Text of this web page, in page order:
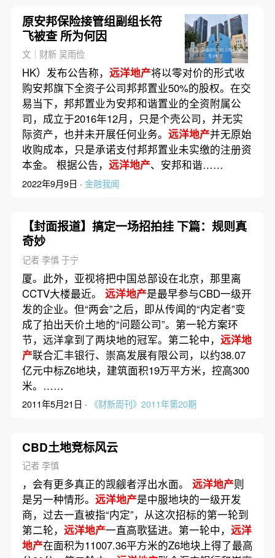
原安邦保险接管组副组长符
飞被查 所为何因
文｜财新 吴雨俭
HK）发布公告称， 远洋地产将以零对价的形式收
购安邦旗下全资子公司邦邦置业50%的股权。在交
易当下，邦邦置业为安邦和谐置业的全资附属公
司，成立于2016年12月，只是个壳公司，并无实
际资产，也并未开展任何业务。 远洋地产并无原始
收购成本，只是承诺支付邦邦置业未实缴的注册资
本金。 根据公告， 远洋地产、安邦和谐……
2022年9月9日 · 金融我闻
【封面报道】搞定一场招拍挂 下篇：规则真
奇妙
记者 李慎 于宁
厦。此外，亚视将把中国总部设在北京，那里离
CCTV大楼最近。 远洋地产是最早参与CBD一级开
发的企业。但“两会”之后，即从传闻的“内定者”变
成了拍出天价土地的“问题公司”。第一轮方案环
节，远洋拿到了两块地的冠军。第二轮中， 远洋地
产联合汇丰银行、崇高发展有限公司，以约38.07
亿元中标Z6地块，建筑面积19万平方米，控高300
米。……
2011年5月21日 · 《财新周刊》2011年第20期
CBD土地竞标风云
记者 李慎
，会有更多真正的觊觎者浮出水面。 远洋地产则
是另一种情形。 远洋地产是中服地块的一级开发
商，过去一直被指“内定”，从这次招标的第一轮到
第二轮， 远洋地产一直高歌猛进。第一轮中， 远洋
地产在面积为11007.36平方米的Z6地块上得了最高